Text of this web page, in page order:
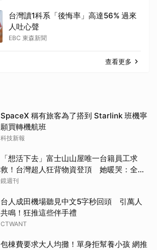
台灣讀1科系「後悔率」高達56% 過來
人吐心聲
EBC 東森新聞
查看更多
SpaceX 稱有旅客為了搭到 Starlink 班機寧
願買轉機航班
科技新報
「想活下去」富士山山屋唯一台籍員工求
救！台灣超人狂背物資登頂 她暖哭：全世
界只有台灣會這樣
鏡週刊
台人成田機場聽見中文5字秒回頭 引萬人
共鳴！狂推這些伴手禮
CTWANT
包棟費要求大人均攤！單身拒幫養小孩 網推